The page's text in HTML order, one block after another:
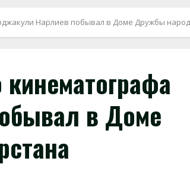
Нарлиев побывал в Доме Дружбы
в Доме